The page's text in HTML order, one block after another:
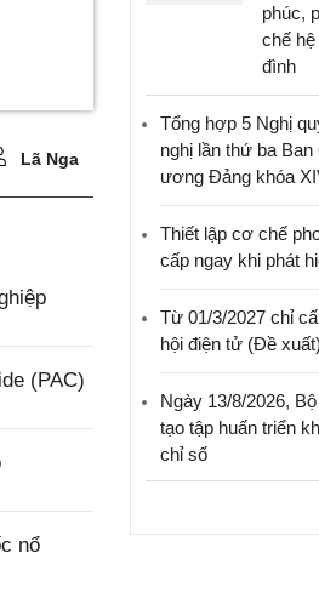
Lã Nga
(PAC)
nổ
phúc,
chế
đình
Tổng hợp 5 Nghị
nghị lần thứ ba Ban
ương Đảng khóa
Thiết lập cơ chế
cấp ngay khi phát
Từ 01/3/2027 chỉ
hội điện tử (Đề xuất)
Ngày 13/8/2026,
tạo tập huấn triển
chỉ số